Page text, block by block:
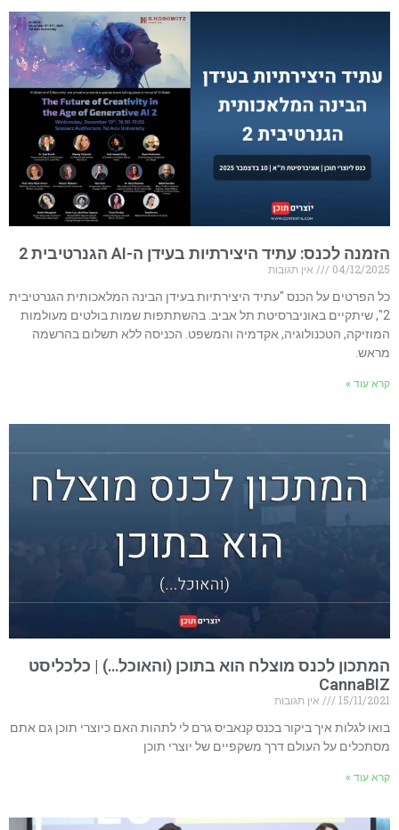
הזמנה לכנס: עתיד היצירתיות בעידן ה-AI הגנרטיבית 2
04/12/2025
אין תגובות
כל הפרטים על הכנס "עתיד היצירתיות בעידן הבינה המלאכותית הגנרטיבית
2", שיתקיים באוניברסיטת תל אביב. בהשתתפות שמות בולטים מעולמות
המוזיקה, הטכנולוגיה, אקדמיה והמשפט. הכניסה ללא תשלום בהרשמה
מראש.
קרא עוד »
המתכון לכנס מוצלח הוא בתוכן (והאוכל…) | כלכליסט
CannaBIZ
15/11/2021
אין תגובות
בואו לגלות איך ביקור בכנס קנאביס גרם לי לתהות האם כיוצרי תוכן גם אתם
מסתכלים על העולם דרך משקפיים של יוצרי תוכן
קרא עוד »